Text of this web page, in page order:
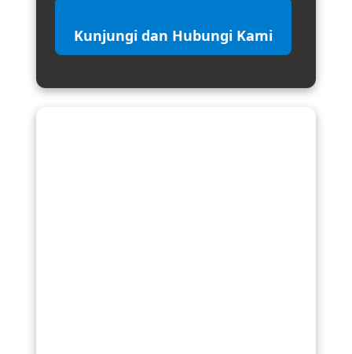
Kunjungi dan Hubungi Kami